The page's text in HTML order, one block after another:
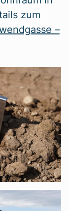
zum
–